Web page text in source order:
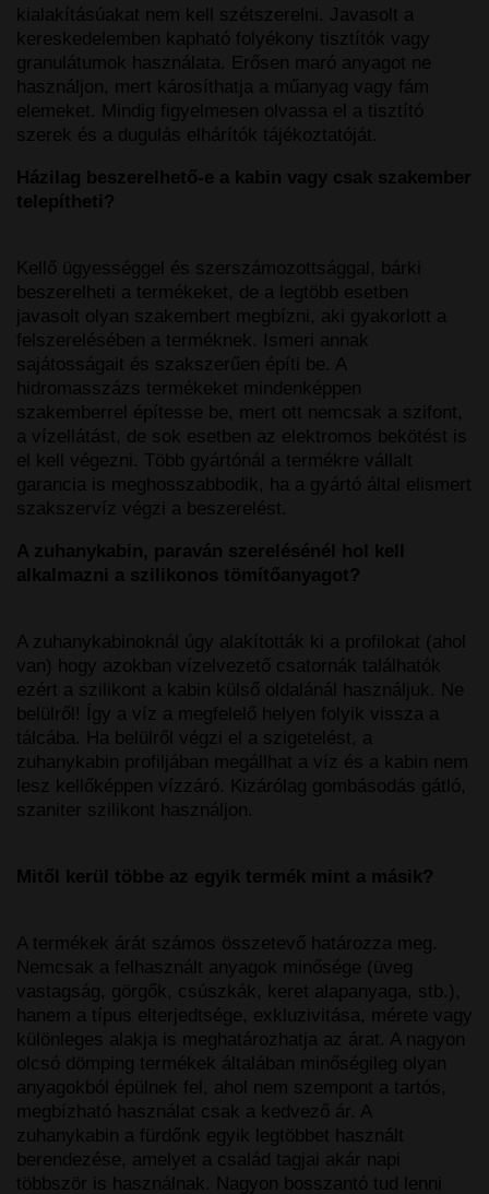
kialakításúakat nem kell szétszerelni. Javasolt a
kereskedelemben kapható folyékony tisztítók vagy
granulátumok használata. Erősen maró anyagot ne
használjon, mert károsíthatja a műanyag vagy fám
elemeket. Mindig figyelmesen olvassa el a tisztító
szerek és a dugulás elhárítók tájékoztatóját.
Házilag beszerelhető-e a kabin vagy csak szakember
telepítheti?
Kellő ügyességgel és szerszámozottsággal, bárki
beszerelheti a termékeket, de a legtöbb esetben
javasolt olyan szakembert megbízni, aki gyakorlott a
felszerelésében a terméknek. Ismeri annak
sajátosságait és szakszerűen építi be. A
hidromasszázs termékeket mindenképpen
szakemberrel építesse be, mert ott nemcsak a szifont,
a vízellátást, de sok esetben az elektromos bekötést is
el kell végezni. Több gyártónál a termékre vállalt
garancia is meghosszabbodik, ha a gyártó által elismert
szakszervíz végzi a beszerelést.
A zuhanykabin, paraván szerelésénél hol kell
alkalmazni a szilikonos tömítőanyagot?
A zuhanykabinoknál úgy alakították ki a profilokat (ahol
van) hogy azokban vízelvezető csatornák találhatók
ezért a szilikont a kabin külső oldalánál használjuk. Ne
belülről! Így a víz a megfelelő helyen folyik vissza a
tálcába. Ha belülről végzi el a szigetelést, a
zuhanykabin profiljában megállhat a víz és a kabin nem
lesz kellőképpen vízzáró. Kizárólag gombásodás gátló,
szaniter szilikont használjon.
Mitől kerül többe az egyik termék mint a másik?
A termékek árát számos összetevő határozza meg.
Nemcsak a felhasznált anyagok minősége (üveg
vastagság, görgők, csúszkák, keret alapanyaga, stb.),
hanem a típus elterjedtsége, exkluzivitása, mérete vagy
különleges alakja is meghatározhatja az árat. A nagyon
olcsó dömping termékek általában minőségileg olyan
anyagokból épülnek fel, ahol nem szempont a tartós,
megbízható használat csak a kedvező ár. A
zuhanykabin a fürdőnk egyik legtöbbet használt
berendezése, amelyet a család tagjai akár napi
többször is használnak. Nagyon bosszantó tud lenni